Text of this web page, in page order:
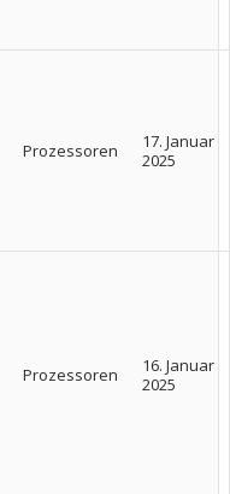
Prozessoren
17. Januar
2025
Prozessoren
16. Januar
2025